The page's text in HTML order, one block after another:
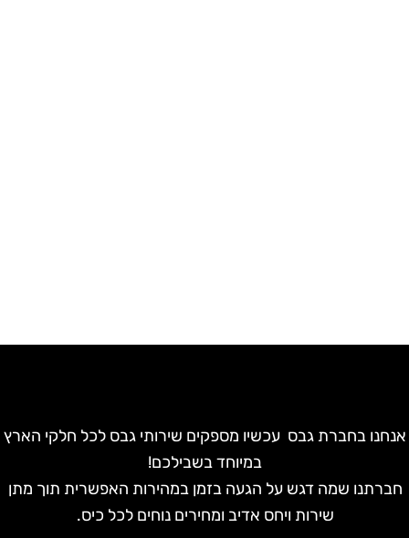
בחברת גבס עכשיו מספקים שירותי גבס לכל חלקי הארץ
במיוחד בשבילכם!
חברתנו שמה דגש על הגעה בזמן במהירות האפשרית תוך מתן
שירות ויחס אדיב ומחירים נוחים לכל כיס.